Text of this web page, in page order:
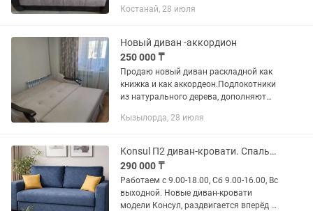
повышенной плотности. Общий
место: 200 см...
Костанай, 28 июля
Новый диван -аккордион
250 000 ₸
Продаю новый диван раскладной как
книжка и как аккордеон.Подлокотники
из натурального дерева, дополняют
раскладном виде 2,0 м на 2,0 , можно
Кызылорда, 28 июля
Konsul П2 диван-кровати. Спальное 140 х 200 см независимые пружины.
290 000 ₸
Работаем с 9.00-18.00, Сб 9.00-16.00, Вс
выходной. Новые диван-кровати
модели Консул, раздвигается вперёд в